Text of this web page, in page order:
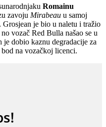
Romainu
zavoju Mirabeau u samoj
je bio u naletu i tražio
vozač Red Bulla našao se u
dobio kaznu degradacije za
na vozačkoj licenci.